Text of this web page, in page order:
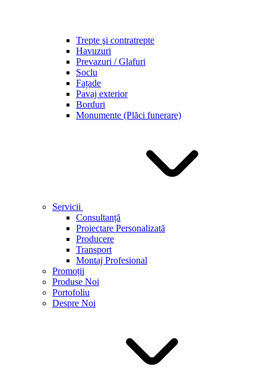
Trepte şi contratrepte
Havuzuri
Prevazuri / Glafuri
Soclu
Fațade
Pavaj exterior
Borduri
Monumente (Plăci funerare)
Servicii
Consultanță
Proiectare Personalizată
Producere
Transport
Montaj Profesional
Promoții
Produse Noi
Portofoliu
Despre Noi